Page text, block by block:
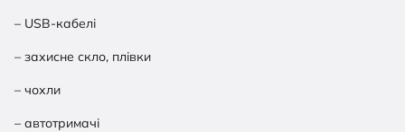
– USB-кабелі
– захисне скло, плівки
– чохли
– автотримачі